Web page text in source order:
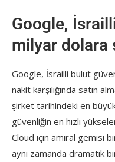
Google,
milyar dolara
Google, İsrailli bulut
nakit karşılığında satın
şirket tarihindeki en
güvenliğin en hızlı
Cloud için amiral gemisi
aynı zamanda dramatik